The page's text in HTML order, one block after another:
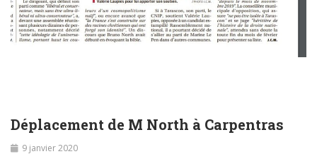
Déplacement de M North à Carpentras
9 janvier 2020